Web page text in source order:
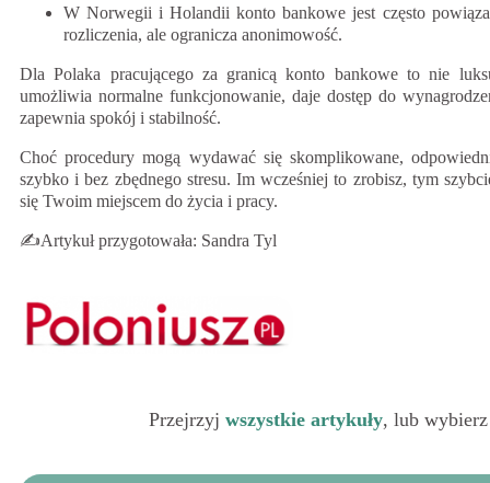
W Norwegii i Holandii konto bankowe jest często
rozliczenia, ale ogranicza anonimowość.
Dla Polaka pracującego za granicą konto bankowe to nie
umożliwia normalne funkcjonowanie, daje dostęp do
zapewnia spokój i stabilność.
Choć procedury mogą wydawać się skomplikowane,
szybko i bez zbędnego stresu. Im wcześniej to zrobisz, tym
się Twoim miejscem do życia i pracy.
✍️Artykuł przygotowała: Sandra Tyl
Przejrzyj wszystkie artykuły, lub